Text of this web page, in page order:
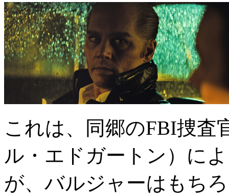
これは、同郷のFBI捜査
ル・エドガートン）に
が、バルジャーはもち